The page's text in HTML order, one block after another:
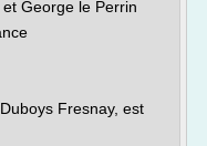
George le Perrin
Fresnay, est